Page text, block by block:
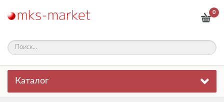
0
Каталог